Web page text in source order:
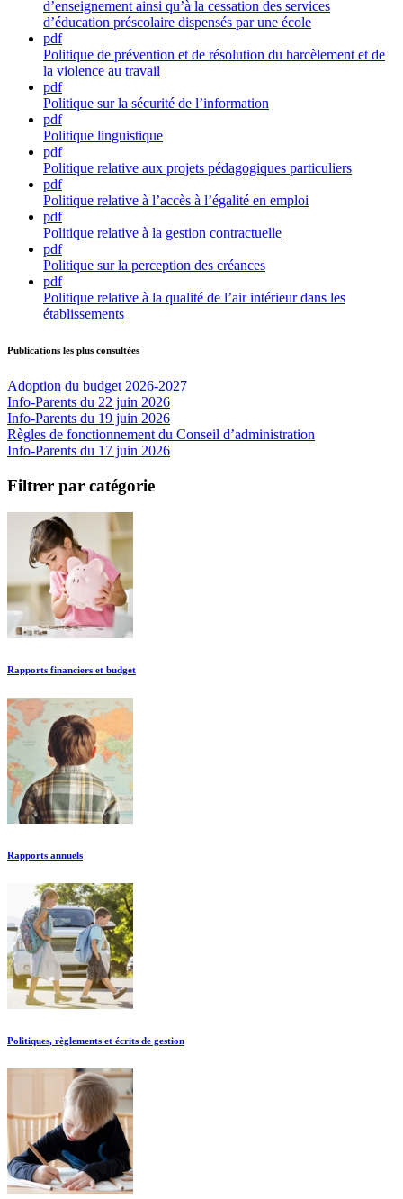
d’enseignement ainsi qu’à la cessation des services
d’éducation préscolaire dispensés par une école
pdf
Politique de prévention et de résolution du harcèlement et de
la violence au travail
pdf
Politique sur la sécurité de l’information
pdf
Politique linguistique
pdf
Politique relative aux projets pédagogiques particuliers
pdf
Politique relative à l’accès à l’égalité en emploi
pdf
Politique relative à la gestion contractuelle
pdf
Politique sur la perception des créances
pdf
Politique relative à la qualité de l’air intérieur dans les
établissements
Publications les plus consultées
Adoption du budget 2026-2027
Info-Parents du 22 juin 2026
Info-Parents du 19 juin 2026
Règles de fonctionnement du Conseil d’administration
Info-Parents du 17 juin 2026
Filtrer par catégorie
Rapports financiers et budget
Rapports annuels
Politiques, règlements et écrits de gestion